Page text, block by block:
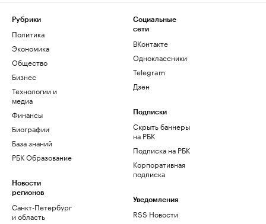
Рубрики
Политика
Экономика
Общество
Бизнес
Технологии и
медиа
Финансы
Биографии
База знаний
РБК Образование
Новости
регионов
Санкт-Петербург
и область
Социальные
сети
ВКонтакте
Одноклассники
Telegram
Дзен
Подписки
Скрыть баннеры
на РБК
Подписка на РБК
Корпоративная
подписка
Уведомления
RSS Новости